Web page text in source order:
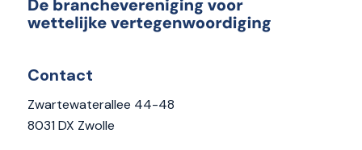
Contact
Zwartewaterallee 44-48
8031 DX Zwolle